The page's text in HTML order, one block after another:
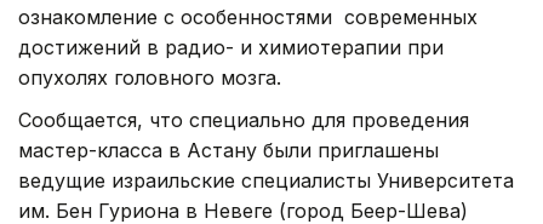
ознакомление с особенностями современных
достижений в радио- и химиотерапии при
опухолях головного мозга.
Сообщается, что специально для проведения
мастер-класса в Астану были приглашены
ведущие израильские специалисты Университета
им. Бен Гуриона в Невеге (город Беер-Шева)